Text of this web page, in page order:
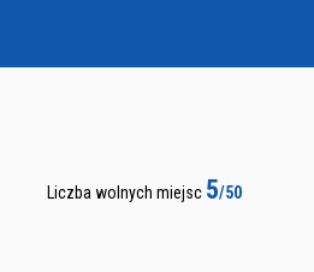
Liczba wolnych miejsc 5/50